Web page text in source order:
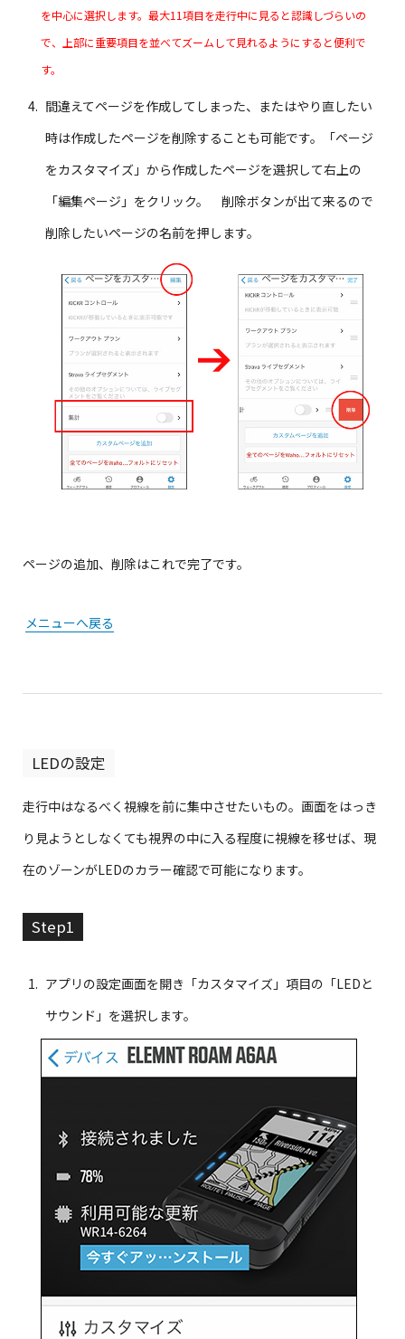
を中心に選択します。最大11項目を走行中に見ると認識しづらいの
で、上部に重要項目を並べてズームして見れるようにすると便利で
す。
間違えてページを作成してしまった、またはやり直したい
時は作成したページを削除することも可能です。「ページ
をカスタマイズ」から作成したページを選択して右上の
「編集ページ」をクリック。 削除ボタンが出て来るので
削除したいページの名前を押します。
ページの追加、削除はこれで完了です。
メニューへ戻る
LEDの設定
走行中はなるべく視線を前に集中させたいもの。画面をはっき
り見ようとしなくても視界の中に入る程度に視線を移せば、現
在のゾーンがLEDのカラー確認で可能になります。
Step1
アプリの設定画面を開き「カスタマイズ」項目の「LEDと
サウンド」を選択します。